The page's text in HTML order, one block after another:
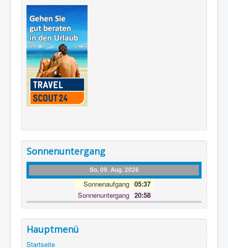
Sonnenuntergang
So, 09. Aug. 2026
Sonnenaufgang 05:37
Sonnenuntergang 20:58
Hauptmenü
Startseite